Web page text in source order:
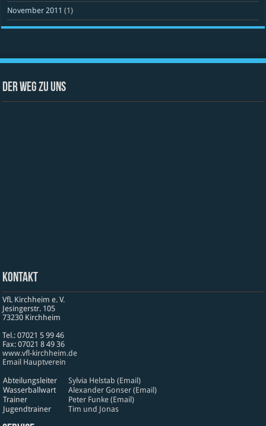
November 2011 (1)
Der Weg zu uns
Kontakt
VfL Kirchheim e. V.
Jesinger­str. 105
73230 Kirch­heim
Tel.: 07021 5 99 46
Fax: 07021 8 49 36
www​.vfl​-kirch​heim​.de
Email Hauptverein
Abteilungsleiter
Sylvia Helstab (Email)
Wasserballwart
Alexander Gonser (Email)
Trainer
Peter Funke (Email)
Jugendtrainer
Tim und Jonas